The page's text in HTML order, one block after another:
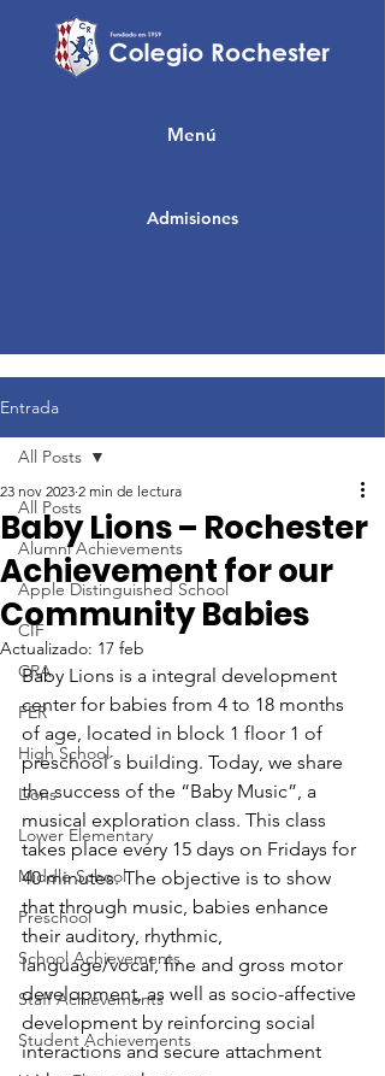
Admisiones
Menú
Entrada
All Posts
Alumni Achievements
Apple Distinguished School
CIF
CRA
FER
High School
Lions
Lower Elementary
Middle School
Preschool
School Achievements
Staff Achievements
Student Achievements
All Posts
Baby Lions – Rochester
Achievement for our
Community Babies
23 nov 2023 2 min de lectura
Actualizado: 17 feb
Baby Lions is a integral development
center for babies from 4 to 18 months
of age, located in block 1 floor 1 of
preschool´s building. Today, we share
the success of the “Baby Music”, a
musical exploration class. This class
takes place every 15 days on Fridays for
40 minutes. The objective is to show
that through music, babies enhance
their auditory, rhythmic,
language/vocal, fine and gross motor
development, as well as socio-affective
development by reinforcing social
interactions and secure attachment